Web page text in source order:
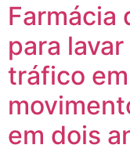
Farmácia
para
tráfico
em dois